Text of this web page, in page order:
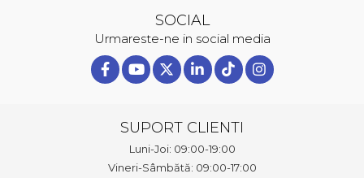
SOCIAL
Urmareste-ne in social media
SUPORT CLIENTI
Luni-Joi: 09:00-19:00
Vineri-Sâmbătă: 09:00-17:00